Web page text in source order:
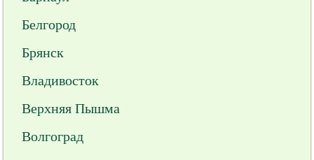
Белгород
Брянск
Владивосток
Верхняя Пышма
Волгоград